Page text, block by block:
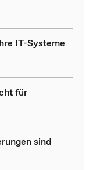
IT-Systeme
für
sind